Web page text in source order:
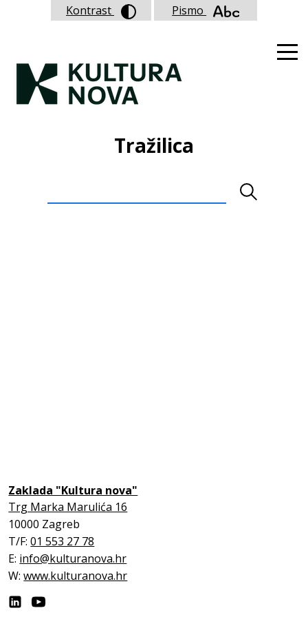
Tražilica
Zaklada "Kultura nova"
Trg Marka Marulića 16
10000 Zagreb
T/F:01 553 27 78
E: info@kulturanova.hr
W:www.kulturanova.hr
Kontrast Pismo